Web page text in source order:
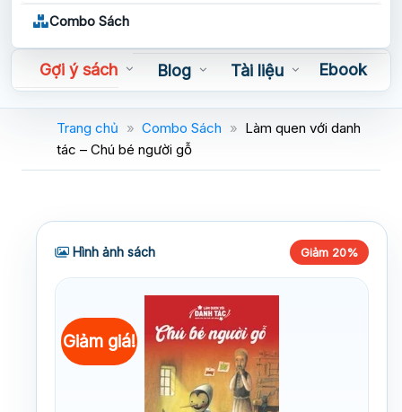
Combo Sách
Gợi ý sách Blog Tài liệu
Ebook
Sách nói
Trang chủ » Combo Sách » Làm quen với danh
tác – Chú bé người gỗ
Hình ảnh sách Giảm 20%
Giảm giá!